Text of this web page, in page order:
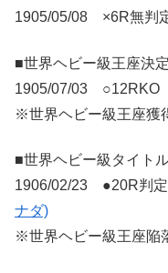
1905/05/08 ×6R無判
■世界ヘビー級王座決
1905/07/03 ○12RKO
※世界ヘビー級王座獲
■世界ヘビー級タイト
1906/02/23 ●20R判
ナダ)
※世界ヘビー級王座陥